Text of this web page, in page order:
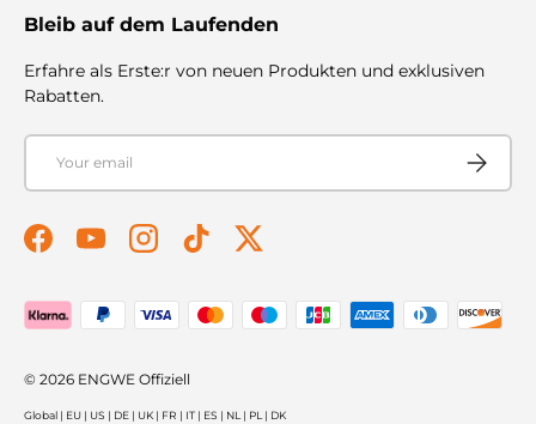
Bleib auf dem Laufenden
Erfahre als Erste:r von neuen Produkten und exklusiven
Rabatten.
Email
Subscribe
FacebookYouTubeInstagramTikTokTwitter
Payment methods accepted
© 2026 ENGWE Offiziell
Global | EU | US | DE | UK | FR | IT | ES | NL | PL | DK